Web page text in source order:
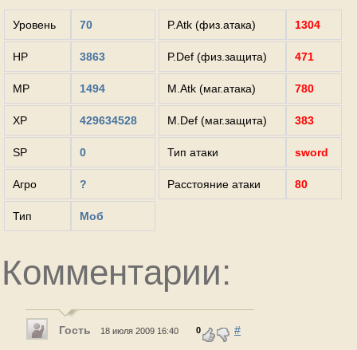
Уровень 70
HP 3863
MP 1494
XP 429634528
SP 0
Агро ?
Тип Моб
P.Atk (физ.атака) 1304
P.Def (физ.защита) 471
M.Atk (маг.атака) 780
M.Def (маг.защита) 383
Тип атаки sword
Расстояние атаки 80
Комментарии:
Гость 18 июля 2009 16:40 0 #